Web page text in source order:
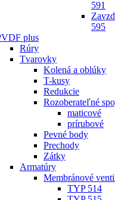
591
595
plus
Rúry
Tvarovky
Kolená a oblúky
T-kusy
Redukcie
Rozoberateľné
maticové
prírubové
Pevné body
Prechody
Zátky
Armatúry
Membránové
TYP 514